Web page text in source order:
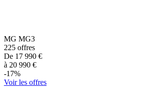
MG MG3
225 offres
De 17 990 €
à 20 990 €
-17%
Voir les offres